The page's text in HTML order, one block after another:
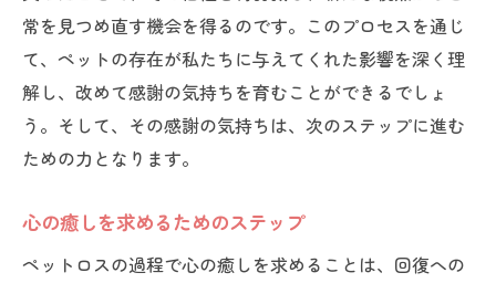
時間とともに癒えるペットロスの心の経過
心の痛みを和らげる毎日の習慣
思い出と共に過ごす時の価値
新しい経験を通じての心の回復
感情の浮き沈みに寄り添う方法
ペットへの感謝を表現する機会
常を見つめ直す機会を得るのです。このプロセスを通じ
て、ペットの存在が私たちに与えてくれた影響を深く理
解し、改めて感謝の気持ちを育むことができるでしょ
う。そして、その感謝の気持ちは、次のステップに進む
ための力となります。
心の癒しを求めるためのステップ
ペットロスの過程で心の癒しを求めることは、回復への